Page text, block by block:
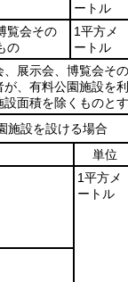
ートル
覧会その
の
1平方メ
ートル
、展示会、博覧会そ
、有料公園施設を
面積を除くものとす
設を設ける場合
単位
1平方メ
ートル